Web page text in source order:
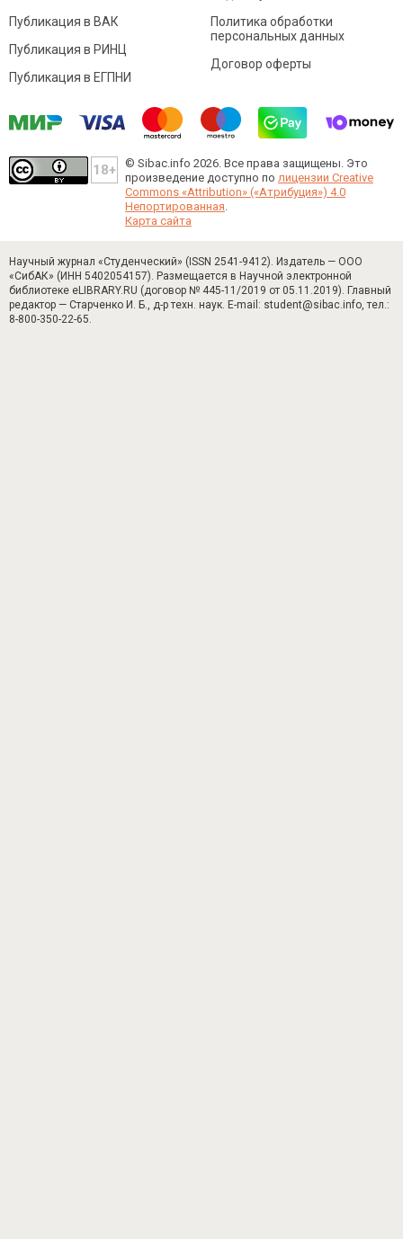
Публикация в ВАК
Публикация в РИНЦ
Публикация в ЕГПНИ
Политика обработки
персональных данных
Договор оферты
© Sibac.info 2026. Все права защищены. Это
произведение доступно по лицензии Creative
Commons «Attribution» («Атрибуция») 4.0
Непортированная.
Карта сайта
Научный журнал «Студенческий» (ISSN 2541-9412). Издатель — ООО
«СибАК» (ИНН 5402054157). Размещается в Научной электронной
библиотеке eLIBRARY.RU (договор № 445-11/2019 от 05.11.2019). Главный
редактор — Старченко И. Б., д-р техн. наук. E-mail: student@sibac.info, тел.:
8-800-350-22-65.